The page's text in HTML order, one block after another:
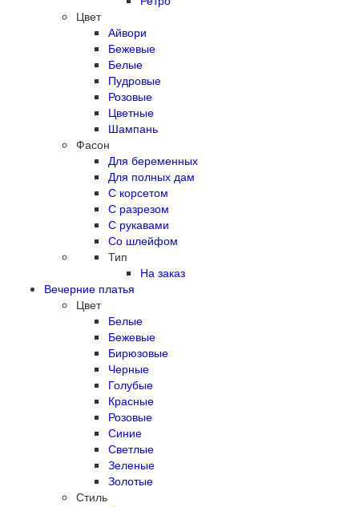
Цвет
Айвори
Бежевые
Белые
Пудровые
Розовые
Цветные
Шампань
Фасон
Для беременных
Для полных дам
С корсетом
С разрезом
С рукавами
Со шлейфом
Тип
На заказ
Вечерние платья
Цвет
Белые
Бежевые
Бирюзовые
Черные
Голубые
Красные
Розовые
Синие
Светлые
Зеленые
Золотые
Стиль